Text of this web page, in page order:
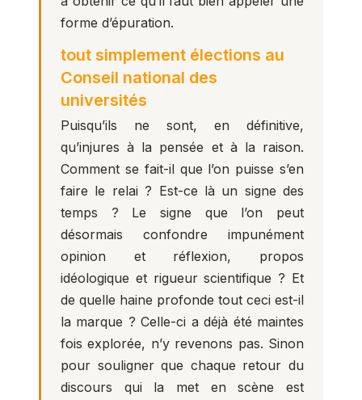
forme d’épuration.
tout simplement élections au
Conseil national des
universités
Puisqu’ils ne sont, en définitive,
qu’injures à la pensée et à la raison.
Comment se fait-il que l’on puisse s’en
faire le relai ? Est-ce là un signe des
temps ? Le signe que l’on peut
désormais confondre impunément
opinion et réflexion, propos
idéologique et rigueur scientifique ? Et
de quelle haine profonde tout ceci est-il
la marque ? Celle-ci a déjà été maintes
fois explorée, n’y revenons pas. Sinon
pour souligner que chaque retour du
discours qui la met en scène est